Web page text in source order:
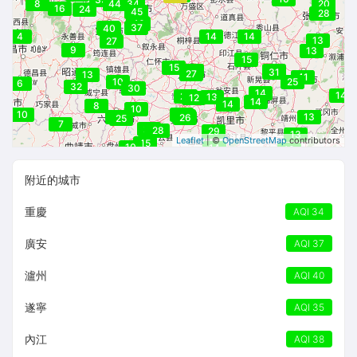
27
32
28
30
27
29
30
26
41
28
40
26
44
40
6
9
12
30
13
24
15
10
15
13
13
8
28
37
14
25
44
14
41
34
10
13
20
10
20
16
14
13
27
13
28
37
14
7
13
27
4
10
26
8
28
14
31
14
25
15
45
14
Leaflet| ©OpenStreetMapcontributors
附近的城市
重慶 AQI 34
廣安 AQI 37
瀘州 AQI 40
遂寧 AQI 35
內江 AQI 38